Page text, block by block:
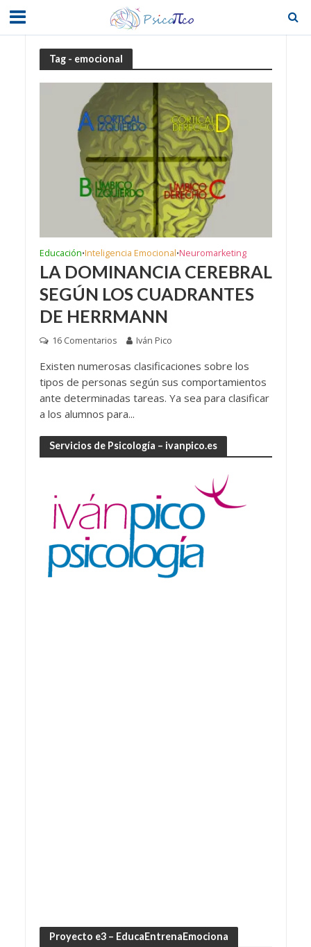
Tag - emocional
Educación•Inteligencia Emocional•Neuromarketing
LA DOMINANCIA CEREBRAL
SEGÚN LOS CUADRANTES
DE HERRMANN
16 Comentarios Iván Pico
Existen numerosas clasificaciones sobre los
tipos de personas según sus comportamientos
ante determinadas tareas. Ya sea para clasificar
a los alumnos para...
Servicios de Psicología – ivanpico.es
Proyecto e3 – EducaEntrenaEmociona